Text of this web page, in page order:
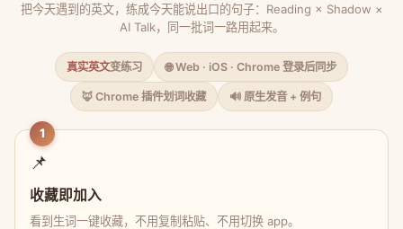
把今天遇到的英文，练成今天能说出口的句子：Reading × Shadow ×
AI Talk，同一批词一路用起来。
真实英文变练习 🌐 Web · iOS · Chrome 登录后同步
🦊 Chrome 插件划词收藏 🔊 原生发音 + 例句
1
📌
收藏即加入
看到生词一键收藏，不用复制粘贴、不用切换 app。